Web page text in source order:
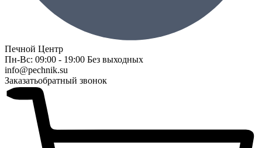
Печной Центр
Пн-Вс: 09:00 - 19:00 Без выходных
info@pechnik.su
Заказатьобратный звонок